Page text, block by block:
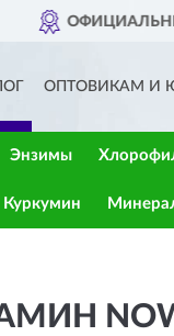
NOW FOODS В
ОПТОВИКАМ И
Энзимы
Куркумин